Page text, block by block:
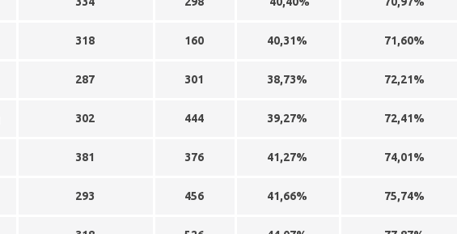
318 160 40,31% 71,60%
287 301 38,73% 72,21%
302 444 39,27% 72,41%
381 376 41,27% 74,01%
293 456 41,66% 75,74%